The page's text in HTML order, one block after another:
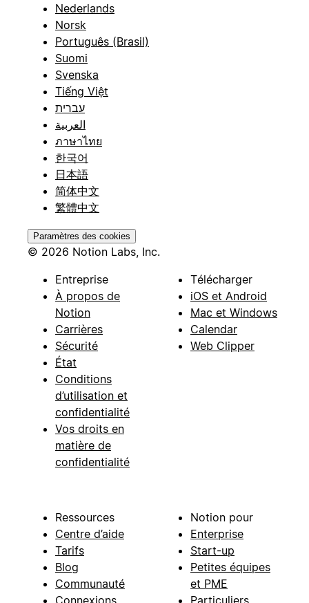
Nederlands
Norsk
Português (Brasil)
Suomi
Svenska
Tiếng Việt
עברית
العربية
ภาษาไทย
한국어
日本語
简体中文
繁體中文
Paramètres des cookies
© 2026 Notion Labs, Inc.
Entreprise
À propos de
Notion
Carrières
Sécurité
État
Conditions
d’utilisation et
confidentialité
Vos droits en
matière de
confidentialité
Télécharger
iOS et Android
Mac et Windows
Calendar
Web Clipper
Ressources
Centre d’aide
Tarifs
Blog
Communauté
Connexions
Notion pour
Enterprise
Start-up
Petites équipes
et PME
Particuliers